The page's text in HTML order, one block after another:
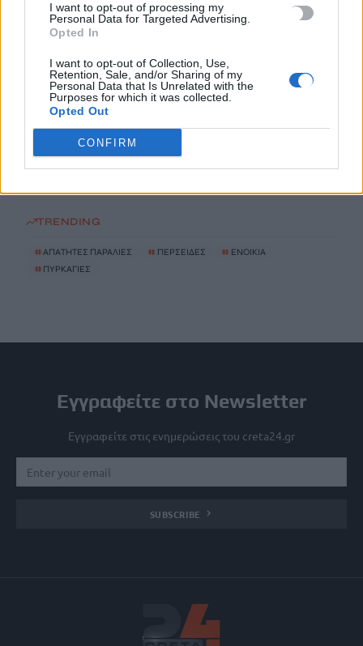
I want to opt-out of processing my
Personal Data for Targeted Advertising.
Opted In
I want to opt-out of Collection, Use,
Retention, Sale, and/or Sharing of my
Personal Data that Is Unrelated with the
Purposes for which it was collected.
Opted Out
CONFIRM
Επίδομα €391 από τον ΟΠΕΚΑ, χωρίς εισοδηματικά κριτήρια:
Η προϋπόθεση
8 Αυγούστου, 2026
Θεατρική αφήγηση «Έρευσεν ύδωρ» στο Δημοτικό Σχολείο
8 Αυγούστου, 2026
TRENDING
#ΑΠΑΤΗΤΕΣ ΠΑΡΑΛΙΕΣ # ΠΕΡΣΕΙΔΕΣ # ΕΝΟΙΚΙΑ
# ΠΥΡΚΑΓΙΕΣ
Εγγραφείτε στο Newsletter
Εγγραφείτε στις ενημερώσεις του creta24.gr
SUBSCRIBE